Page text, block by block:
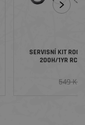
SERVISNÍ KIT
200H/1YR RCN
549 Kč